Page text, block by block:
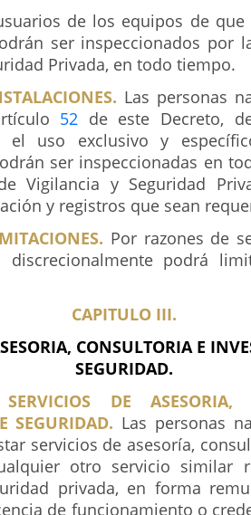
de los equipos de
ser inspeccionados por
Privada, en todo tiempo.
Las personas
52 de este Decreto,
el uso exclusivo y
ser inspeccionadas en
Vigilancia y Seguridad
y registros que sean
Por razones de
discrecionalmente podrá
CAPITULO III.
CONSULTORIA E
SEGURIDAD.
DE ASESORIA,
SEGURIDAD. Las personas
servicios de asesoría,
otro servicio similar
privada, en forma
de funcionamiento o